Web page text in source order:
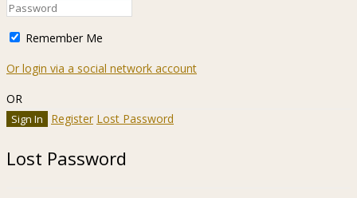
Remember Me
Or login via a social network account
OR
Register Lost Password
Lost Password